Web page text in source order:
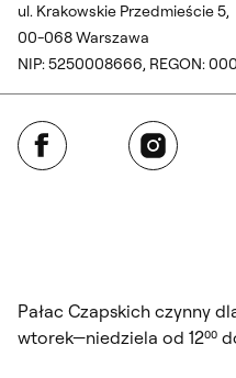
ul. Krakowskie Przedmieście 5,
00-068 Warszawa
NIP: 5250008666, REGON:
Facebook Instagram
Pałac Czapskich czynny
wtorek—niedziela od 12⁰⁰